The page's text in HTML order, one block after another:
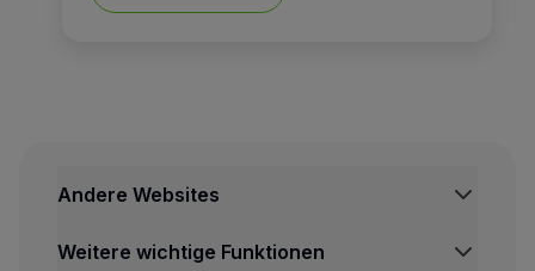
Andere Websites
TAP FORBIZ
Weitere wichtige Funktionen